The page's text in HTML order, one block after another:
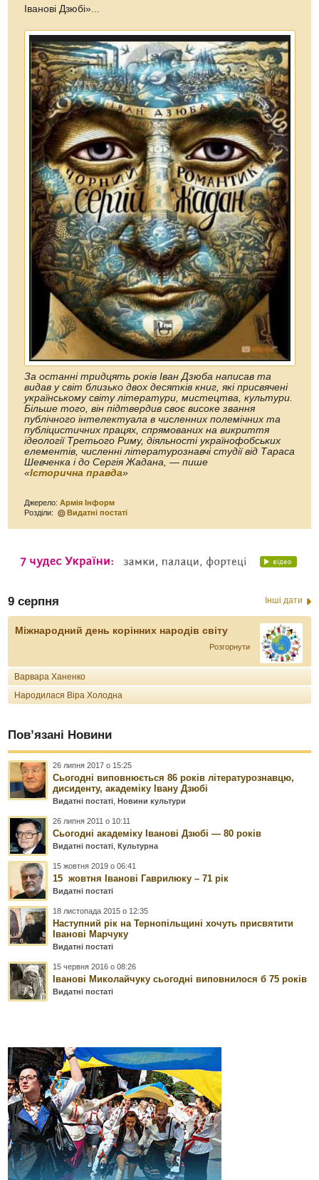
Іванові Дзюбі»...
За останні тридцять років Іван Дзюба написав та
видав у світ близько двох десятків книг, які присвячені
українському світу літератури, мистецтва, культури.
Більше того, він підтвердив своє високе звання
публічного інтелектуала в численних полемічних та
публіцистичних працях, спрямованих на викриття
ідеології Третього Риму, діяльності українофобських
елементів, численні літературознавчі студії від Тараса
Шевченка і до Сергія Жадана, — пише
«Історична правда»
Джерело:Армія Інформ
Розділи:
Видатні постаті
9 серпня Інші дати
Міжнародний день корінних народів світу
Розгорнути
Варвара Ханенко
Народилася Віра Холодна
Пов’язані Новини
26 липня 2017 о 15:25
Сьогодні виповнюється 86 років літературознавцю,
дисиденту, академіку Івану Дзюбі
Видатні постаті Новини культури
26 липня 2011 о 10:11
Сьогодні академіку Іванові Дзюбі — 80 років
Видатні постаті Культурна
15 жовтня 2019 о 06:41
15 жовтня Іванові Гаврилюку – 71 рік
Видатні постаті
18 листопада 2015 о 12:35
Наступний рік на Тернопільщині хочуть присвятити
Іванові Марчуку
Видатні постаті
15 червня 2016 о 08:26
Іванові Миколайчуку сьогодні виповнилося б 75 років
Видатні постаті